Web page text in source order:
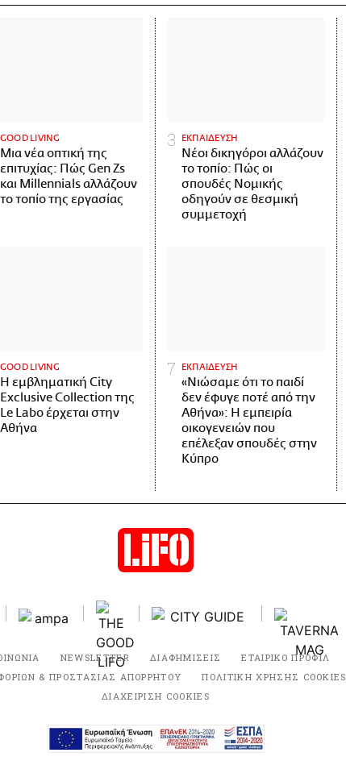
GOOD LIVING
Μια νέα οπτική της
επιτυχίας: Πώς Gen Zs
και Millennials αλλάζουν
το τοπίο της εργασίας
ΕΚΠΑΙΔΕΥΣΗ
Νέοι δικηγόροι αλλάζουν
το τοπίο: Πώς οι
σπουδές Νομικής
οδηγούν σε θεσμική
συμμετοχή
GOOD LIVING
Η εμβληματική City
Exclusive Collection της
Le Labo έρχεται στην
Αθήνα
ΕΚΠΑΙΔΕΥΣΗ
«Νιώσαμε ότι το παιδί
δεν έφυγε ποτέ από την
Αθήνα»: Η εμπειρία
οικογενειών που
επέλεξαν σπουδές στην
Κύπρο
NEWSLETTER ΔΙΑΦΗΜΙΣΕΙΣ ΕΤΑΙΡΙΚΟ ΠΡΟΦΙΛ
& ΠΡΟΣΤΑΣΙΑΣ ΑΠΟΡΡΗΤΟΥ
ΠΟΛΙΤΙΚΗ ΧΡΗΣΗΣ COOKIES
ΔΙΑΧΕΙΡΙΣΗ COOKIES